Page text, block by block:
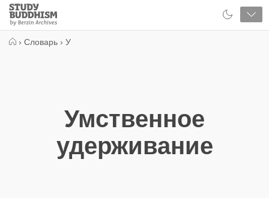
Close
Study
Buddhism
› Словарь › У
Умственное
удерживание